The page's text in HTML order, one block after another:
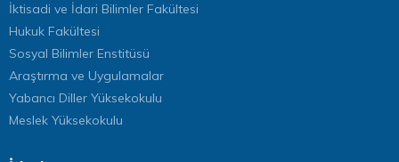
İktisadi ve İdari Bilimler Fakültesi
Hukuk Fakültesi
Sosyal Bilimler Enstitüsü
Araştırma ve Uygulamalar
Yabancı Diller Yüksekokulu
Meslek Yüksekokulu